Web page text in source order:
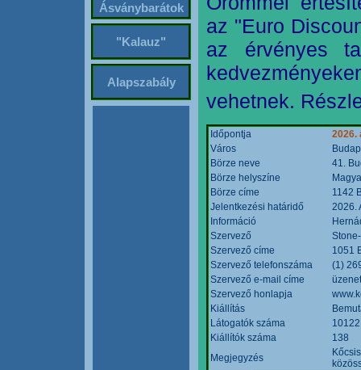
Ásványbarátok
"Kalauz"
Alapszabály
az "Euro
az érvényes
vehetnek.
Időpontja
2026.
Város
Börze neve
41.
Börze helyszíne
Börze címe
1142
Jelentkezési határidő
2026.
Információ
Szervező
Szervező címe
1051
Szervező telefonszáma
(1)
Szervező e-mail címe
Szervező honlapja
Kiállítás
Látogatók száma
10122
Kiállítók száma
138
Megjegyzés